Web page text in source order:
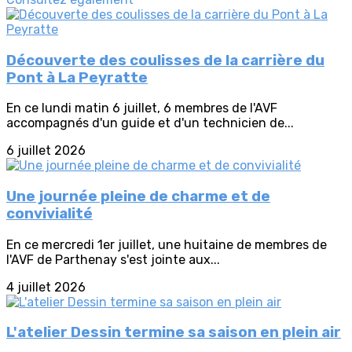
Découverte des coulisses de la carrière du
Pont à La Peyratte
En ce lundi matin 6 juillet, 6 membres de l'AVF
accompagnés d'un guide et d'un technicien de...
6 juillet 2026
Une journée pleine de charme et de
convivialité
En ce mercredi 1er juillet, une huitaine de membres de
l'AVF de Parthenay s'est jointe aux...
4 juillet 2026
L'atelier Dessin termine sa saison en plein air